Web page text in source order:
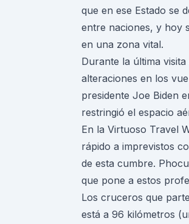
que en ese Estado se
entre naciones, y hoy
en una zona vital.
Durante la última
alteraciones en los
presidente Joe Biden
restringió el espacio
En la Virtuoso Travel
rápido a imprevistos
de esta cumbre.
que pone a estos
Los cruceros que
está a 96 kilómetros